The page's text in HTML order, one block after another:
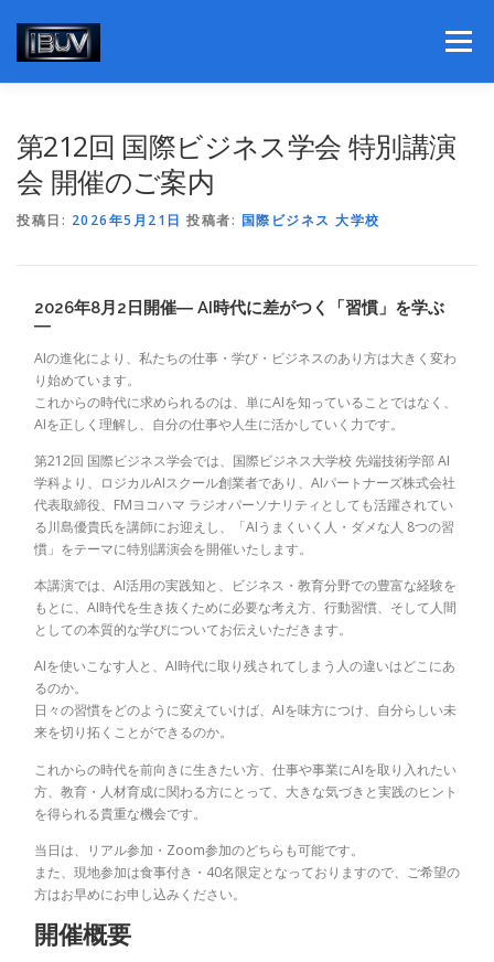
メニュー
私たちの想い
第212回 国際ビジネス学会 特別講演
会 開催のご案内
投稿日: 2026年5月21日 投稿者: 国際ビジネス 大学校
2026年8月2日開催― AI時代に差がつく「習慣」を学ぶ
―
AIの進化により、私たちの仕事・学び・ビジネスのあり方は大きく変わ
り始めています。
これからの時代に求められるのは、単にAIを知っていることではなく、
AIを正しく理解し、自分の仕事や人生に活かしていく力です。
第212回 国際ビジネス学会では、国際ビジネス大学校 先端技術学部 AI
学科より、ロジカルAIスクール創業者であり、AIパートナーズ株式会社
代表取締役、FMヨコハマ ラジオパーソナリティとしても活躍されてい
る川島優貴氏を講師にお迎えし、「AIうまくいく人・ダメな人 8つの習
慣」をテーマに特別講演会を開催いたします。
本講演では、AI活用の実践知と、ビジネス・教育分野での豊富な経験を
もとに、AI時代を生き抜くために必要な考え方、行動習慣、そして人間
としての本質的な学びについてお伝えいただきます。
AIを使いこなす人と、AI時代に取り残されてしまう人の違いはどこにあ
るのか。
日々の習慣をどのように変えていけば、AIを味方につけ、自分らしい未
来を切り拓くことができるのか。
これからの時代を前向きに生きたい方、仕事や事業にAIを取り入れたい
方、教育・人材育成に関わる方にとって、大きな気づきと実践のヒント
を得られる貴重な機会です。
当日は、リアル参加・Zoom参加のどちらも可能です。
また、現地参加は食事付き・40名限定となっておりますので、ご希望の
方はお早めにお申し込みください。
開催概要